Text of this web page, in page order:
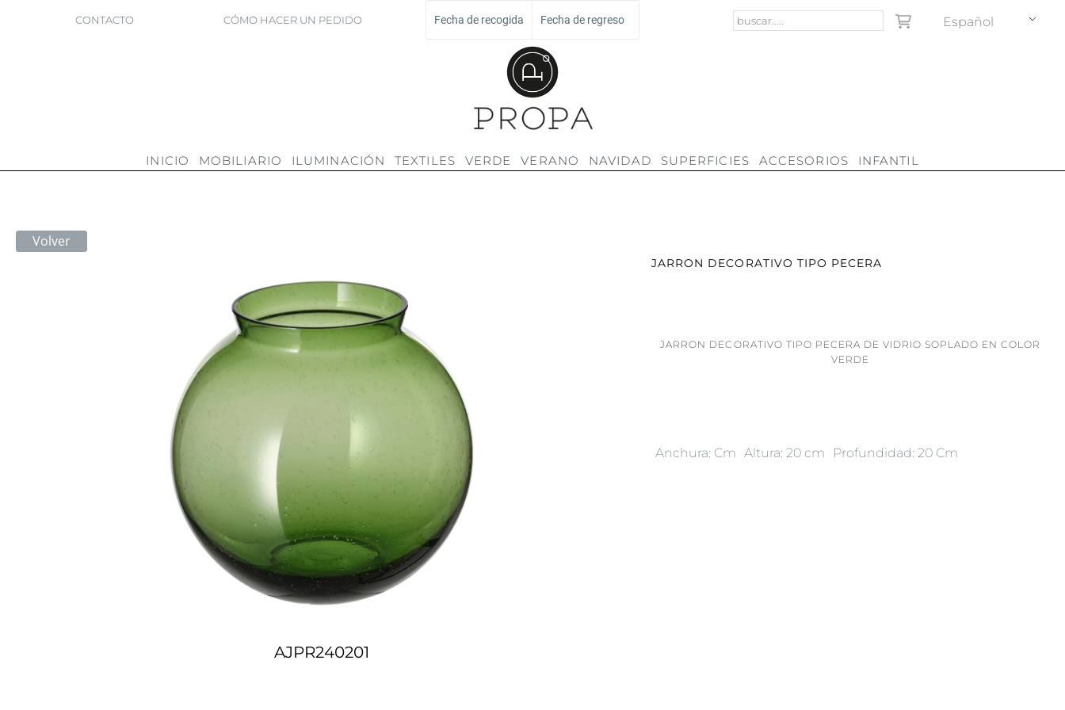
CONTACTO CÓMO HACER UN PEDIDO Fecha de recogida Fecha de regreso Español
INICIO MOBILIARIO ILUMINACIÓN TEXTILES VERDE VERANO NAVIDAD SUPERFICIES ACCESORIOS INFANTIL
Volver
AJPR240201
JARRON DECORATIVO TIPO PECERA
JARRON DECORATIVO TIPO PECERA DE VIDRIO SOPLADO EN COLOR
VERDE
Anchura: Cm Altura: 20 cm Profundidad: 20 Cm